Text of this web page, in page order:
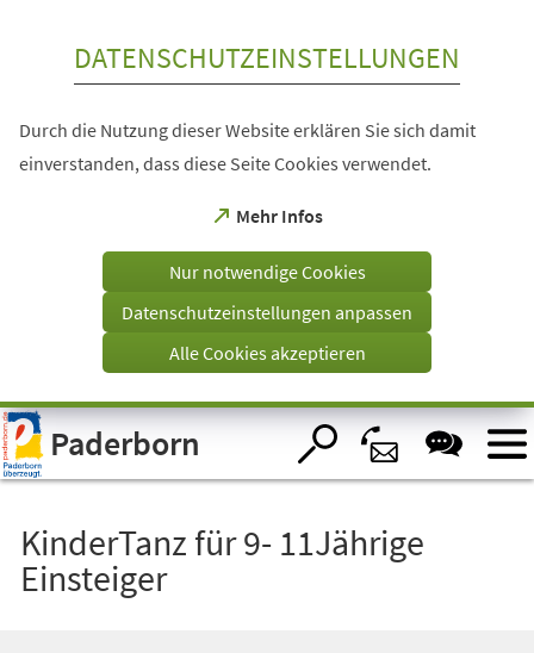
Visuelle
Assistenzsoftware
öffnen.
DATENSCHUTZEINSTELLUNGEN
Durch die Nutzung dieser Website erklären Sie sich damit
einverstanden, dass diese Seite Cookies verwendet.
Mehr Infos
(Öffnet
einem
Tab)
Nur notwendige Cookies
Datenschutzeinstellungen anpassen
Alle Cookies akzeptieren
Paderborn
KinderTanz für 9- 11Jährige
Einsteiger